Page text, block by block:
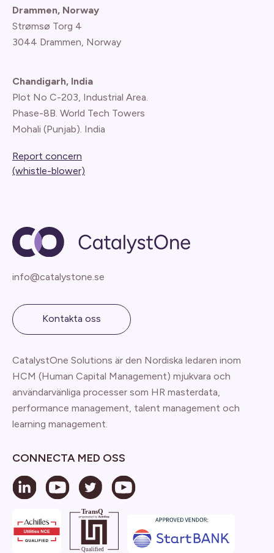
Drammen, Norway
Strømsø Torg 4
3044 Drammen, Norway
Chandigarh, India
Plot No C-203, Industrial Area.
Phase-8B. World Tech Towers
Mohali (Punjab). India
Report concern
(whistle-blower)
info@catalystone.se
Kontakta oss
CatalystOne Solutions är den Nordiska ledaren inom
HCM (Human Capital Management) mjukvara och
användarvänliga processer som HR masterdata,
performance management, talent management och
learning management.
CONNECTA MED OSS